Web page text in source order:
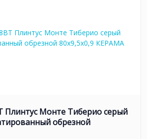
Плинтус Монте Тиберио серый
обрезной